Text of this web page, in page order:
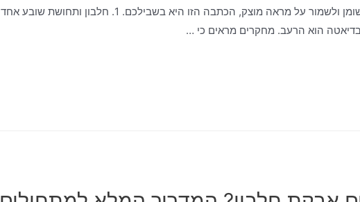
שלכם היא להשיל שומן ולשמור על מראה מוצק, הכתבה הזו היא בשבילכם. 1. חלבון ותחושת שובע אחד
הוא הרעב. מחקרים מראים כי …